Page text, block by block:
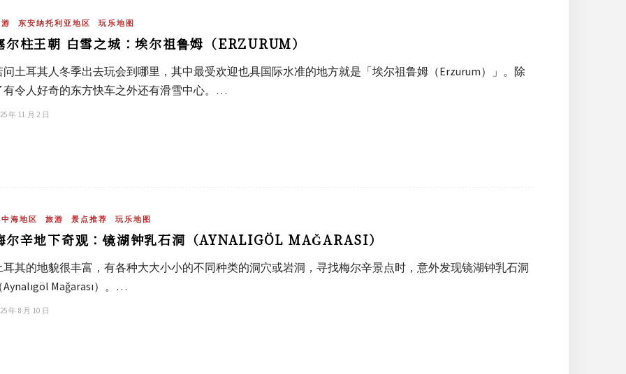
东安纳托利亚地区 玩乐地图
尔柱王朝 白雪之城：埃尔祖鲁姆（ERZURUM）
问土耳其人冬季出去玩会到哪里，其中最受欢迎也具国际水准的地方就是「埃尔祖鲁姆（Erzurum）」。除
有令人好奇的东方快车之外还有滑雪中心。…
年 11 月 2 日
海地区 旅游 景点推荐 玩乐地图
尔辛地下奇观：镜湖钟乳石洞（AYNALIGÖL MAĞARASI）
耳其的地貌很丰富，有各种大大小小的不同种类的洞穴或岩洞，寻找梅尔辛景点时，意外发现镜湖钟乳石洞
Aynalıgöl Mağarası）。…
年 8 月 10 日